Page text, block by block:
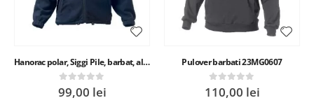
Hanorac polar, Siggi Pile, barbat, albastru
0 out of 5
99,00 lei
Pulover barbati 23MG0607
0out of 5
110,00 lei